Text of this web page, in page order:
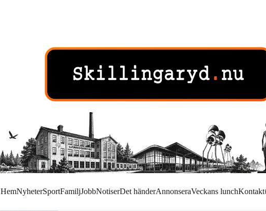
HemNyheterSportFamiljJobbNotiserDet händerAnnonseraVeckans lunchKontakt